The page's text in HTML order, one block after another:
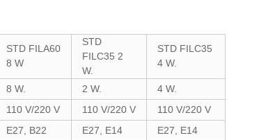
STD FILA60
8 W
STD
FILC35 2
W.
STD FILC35
4 W.
8 W. 2 W.
4 W.
110 V/220 V 110 V/220 V
110 V/220 V
E27, B22 E27, E14 E27, E14